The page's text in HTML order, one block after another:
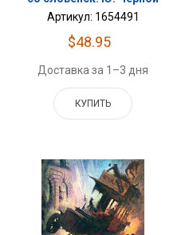
Артикул: 1654491
$48.95
Доставка за 1–3 дня
КУПИТЬ